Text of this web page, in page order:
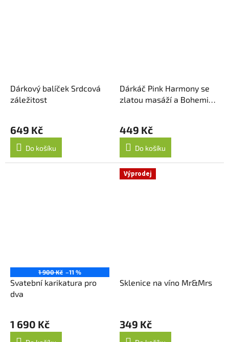
Dárkový balíček Srdcová
záležitost
649 Kč
Do košíku
Dárkáč Pink Harmony se
zlatou masáží a Bohemia
449 Kč
Do košíku
1 900 Kč –11 %
Svatební karikatura pro
dva
1 690 Kč
Výprodej
Sklenice na víno Mr&Mrs
349 Kč